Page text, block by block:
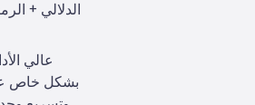
الدلالي +